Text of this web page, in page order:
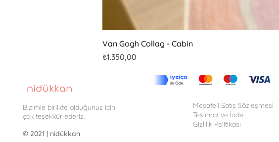
Van Gogh Collag - Cabin
Fiyat
₺1.350,00
Bizimle birlikte olduğunuz için
çok teşekkür ederiz.
© 2021 | nidükkan
Mesafeli Satış Sözleşmesi
Teslimat ve İade
Gizlilik Politikası